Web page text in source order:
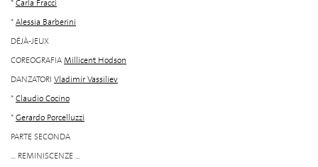
*Carla Fracci
*Alessia Barberini
DÉJÀ-JEUX
COREOGRAFIAMillicent Hodson
DANZATORI Vladimir Vassiliev
*Claudio Cocino
*Gerardo Porcelluzzi
PARTE SECONDA
... REMINISCENZE ...